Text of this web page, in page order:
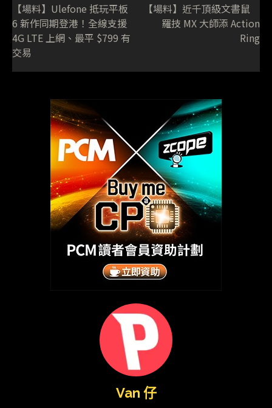
【場料】Ulefone 抵玩平板
6 新作同期登港！全線支援
4G LTE 上網、最平 $799 有
交易
【場料】近千頂級文書鼠
羅技 MX 大師添 Action
Ring
Van 仔